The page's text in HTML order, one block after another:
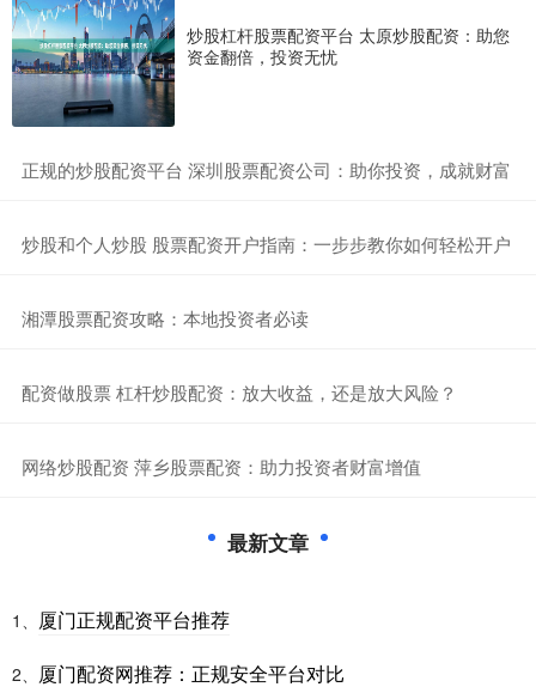
炒股杠杆股票配资平台 太原炒股配资：助您
资金翻倍，投资无忧
​正规的炒股配资平台 深圳股票配资公司：助你投资，成就财富
​炒股和个人炒股 股票配资开户指南：一步步教你如何轻松开户
​湘潭股票配资攻略：本地投资者必读
​配资做股票 杠杆炒股配资：放大收益，还是放大风险？
​网络炒股配资 萍乡股票配资：助力投资者财富增值
最新文章
1、 厦门正规配资平台推荐
2、 厦门配资网推荐：正规安全平台对比